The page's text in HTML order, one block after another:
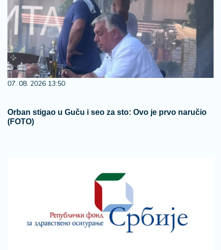
07. 08. 2026 13:50
Orban stigao u Guču i seo za sto: Ovo je prvo naručio
(FOTO)